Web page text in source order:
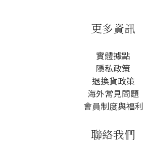
更多資訊
實體據點
隱私政策
退換貨政策
海外常見問題
會員制度與福利
聯絡我們